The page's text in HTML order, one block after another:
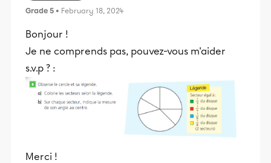
Grade 5 • February 18, 2024
Bonjour !
Je ne comprends pas, pouvez-vous m'aider
s.v.p ? :
Merci !